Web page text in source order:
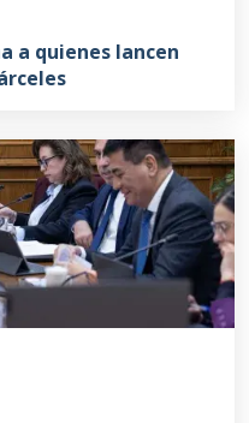
a quienes lancen